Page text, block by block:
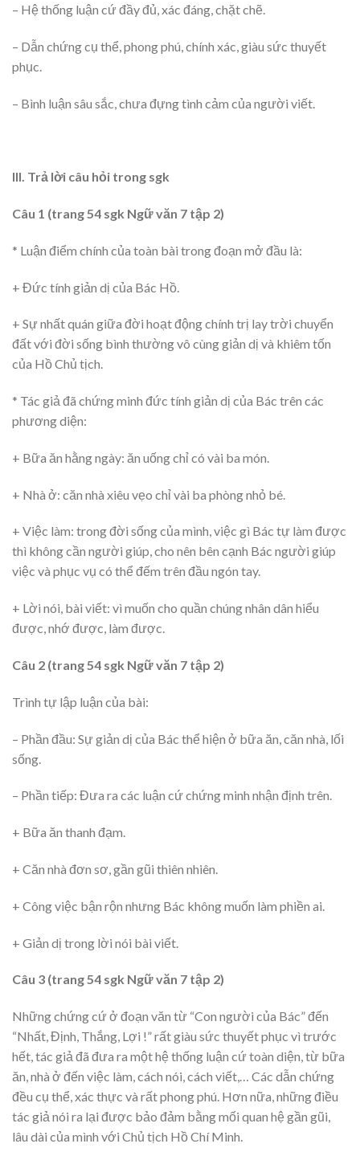
– Hệ thống luận cứ đầy đủ, xác đáng, chặt chẽ.
– Dẫn chứng cụ thể, phong phú, chính xác, giàu sức thuyết
phục.
– Bình luận sâu sắc, chưa đựng tình cảm của người viết.
III. Trả lời câu hỏi trong sgk
Câu 1 (trang 54 sgk Ngữ văn 7 tập 2)
* Luận điểm chính của toàn bài trong đoạn mở đầu là:
+ Đức tính giản dị của Bác Hồ.
+ Sự nhất quán giữa đời hoạt động chính trị lay trời chuyển
đất với đời sống bình thường vô cùng giản dị và khiêm tốn
của Hồ Chủ tịch.
* Tác giả đã chứng minh đức tính giản dị của Bác trên các
phương diện:
+ Bữa ăn hằng ngày: ăn uống chỉ có vài ba món.
+ Nhà ở: căn nhà xiêu vẹo chỉ vài ba phòng nhỏ bé.
+ Việc làm: trong đời sống của mình, việc gì Bác tự làm được
thì không cần người giúp, cho nên bên cạnh Bác người giúp
việc và phục vụ có thể đếm trên đầu ngón tay.
+ Lời nói, bài viết: vì muốn cho quần chúng nhân dân hiểu
được, nhớ được, làm được.
Câu 2 (trang 54 sgk Ngữ văn 7 tập 2)
Trình tự lập luận của bài:
– Phần đầu: Sự giản dị của Bác thể hiện ở bữa ăn, căn nhà, lối
sống.
– Phần tiếp: Đưa ra các luận cứ chứng minh nhận định trên.
+ Bữa ăn thanh đạm.
+ Căn nhà đơn sơ, gần gũi thiên nhiên.
+ Công việc bận rộn nhưng Bác không muốn làm phiền ai.
+ Giản dị trong lời nói bài viết.
Câu 3 (trang 54 sgk Ngữ văn 7 tập 2)
Những chứng cứ ở đoạn văn từ “Con người của Bác” đến
“Nhất, Định, Thắng, Lợi !” rất giàu sức thuyết phục vì trước
hết, tác giả đã đưa ra một hệ thống luận cứ toàn diện, từ bữa
ăn, nhà ở đến việc làm, cách nói, cách viết,… Các dẫn chứng
đều cụ thể, xác thực và rất phong phú. Hơn nữa, những điều
tác giả nói ra lại được bảo đảm bằng mối quan hệ gần gũi,
lâu dài của mình với Chủ tịch Hồ Chí Minh.